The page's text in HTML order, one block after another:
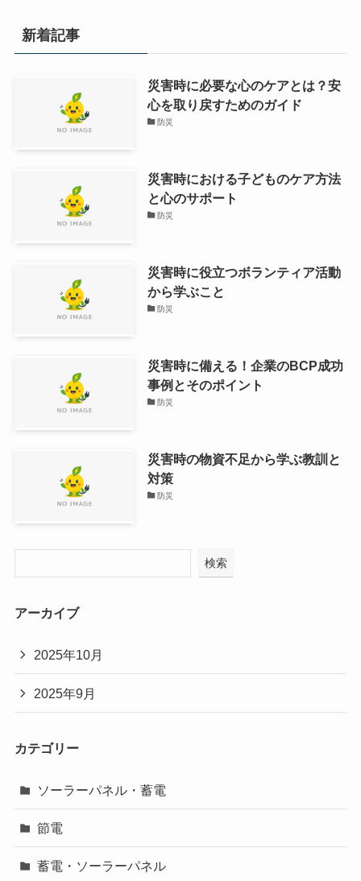
新着記事
災害時に必要な心のケアとは？安
心を取り戻すためのガイド
防災
災害時における子どものケア方法
と心のサポート
防災
災害時に役立つボランティア活動
から学ぶこと
防災
災害時に備える！企業のBCP成功
事例とそのポイント
防災
災害時の物資不足から学ぶ教訓と
対策
防災
検索
アーカイブ
2025年10月
2025年9月
カテゴリー
ソーラーパネル・蓄電
節電
蓄電・ソーラーパネル